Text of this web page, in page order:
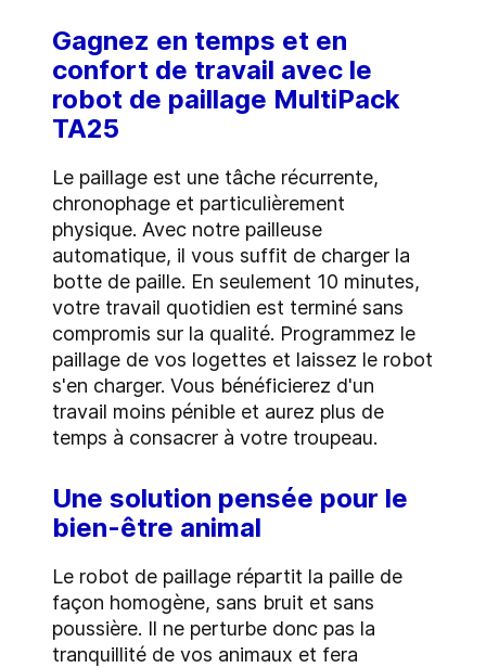
Gagnez en temps et en
confort de travail avec le
robot de paillage MultiPack
TA25
Le paillage est une tâche récurrente,
chronophage et particulièrement
physique. Avec notre pailleuse
automatique, il vous suffit de charger la
botte de paille. En seulement 10 minutes,
votre travail quotidien est terminé sans
compromis sur la qualité. Programmez le
paillage de vos logettes et laissez le robot
s'en charger. Vous bénéficierez d'un
travail moins pénible et aurez plus de
temps à consacrer à votre troupeau.
Une solution pensée pour le
bien-être animal
Le robot de paillage répartit la paille de
façon homogène, sans bruit et sans
poussière. Il ne perturbe donc pas la
tranquillité de vos animaux et fera